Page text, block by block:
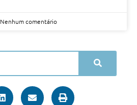
Nenhum comentário